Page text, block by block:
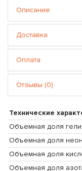
Описание
Доставка
Оплата
Отзывы (0)
Технические
Объемная доля
Объемная доля
Объемная доля
Объемная доля